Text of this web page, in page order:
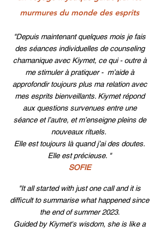
murmures du monde des esprits
"Depuis maintenant quelques mois je fais
des séances individuelles de counseling
chamanique avec Kiymet, ce qui - outre à
me stimuler à pratiquer - m’aide à
approfondir toujours plus ma relation avec
mes esprits bienveillants. Kiymet répond
aux questions survenues entre une
séance et l’autre, et m’enseigne pleins de
nouveaux rituels.
Elle est toujours là quand j’ai des doutes.
Elle est précieuse. "
SOFIE
"It all started with just one call and it is
difficult to summarise what happened since
the end of summer 2023.
Guided by Kiymet's wisdom, she is like a